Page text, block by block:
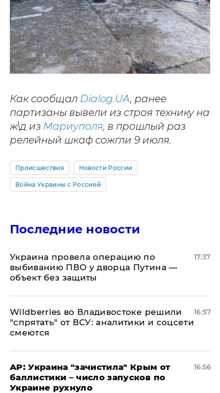
Как сообщал Dialog.UA, ранее
партизаны вывели из строя технику на
ж\д из Мариуполя, в прошлый раз
релейный шкаф сожгли 9 июля.
Происшествия Новости России
Война Украины с Россией
Последние новости
Украина провела операцию по
выбиванию ПВО у дворца Путина —
объект без защиты
17:37
Wildberries во Владивостоке решили
"спрятать" от ВСУ: аналитики и соцсети
смеются
16:57
AP: Украина "зачистила" Крым от
баллистики – число запусков по
Украине рухнуло
16:56